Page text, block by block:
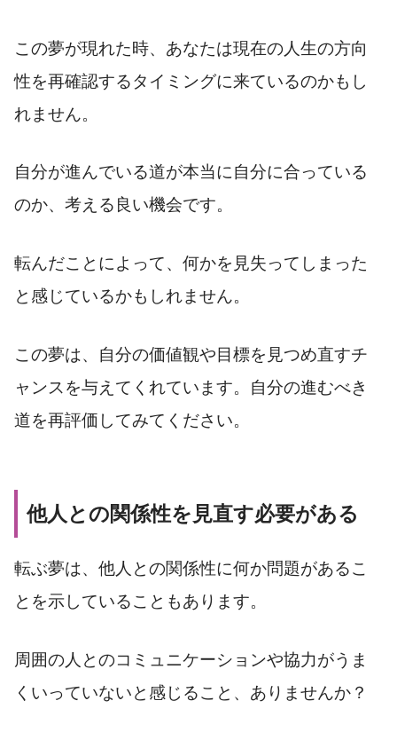
この夢が現れた時、あなたは現在の人生の方向
性を再確認するタイミングに来ているのかもし
れません。
自分が進んでいる道が本当に自分に合っている
のか、考える良い機会です。
転んだことによって、何かを見失ってしまった
と感じているかもしれません。
この夢は、自分の価値観や目標を見つめ直すチ
ャンスを与えてくれています。自分の進むべき
道を再評価してみてください。
他人との関係性を見直す必要がある
転ぶ夢は、他人との関係性に何か問題があるこ
とを示していることもあります。
周囲の人とのコミュニケーションや協力がうま
くいっていないと感じること、ありませんか？